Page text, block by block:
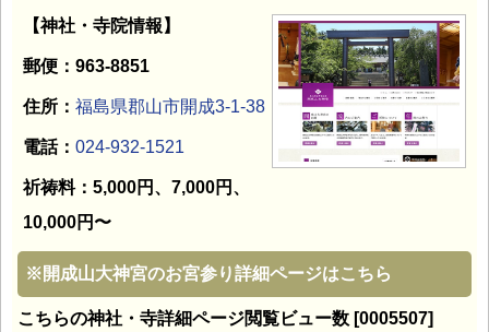
【神社・寺院情報】
郵便：963-8851
住所： 福島県郡山市開成3-1-38
電話： 024-932-1521
祈祷料：5,000円、7,000円、
10,000円〜
※開成山大神宮のお宮参り詳細ページはこちら
こちらの神社・寺詳細ページ閲覧ビュー数 [0005507]